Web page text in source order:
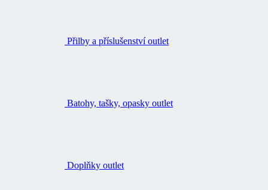
Přilby a příslušenství outlet
Batohy, tašky, opasky outlet
Doplňky outlet